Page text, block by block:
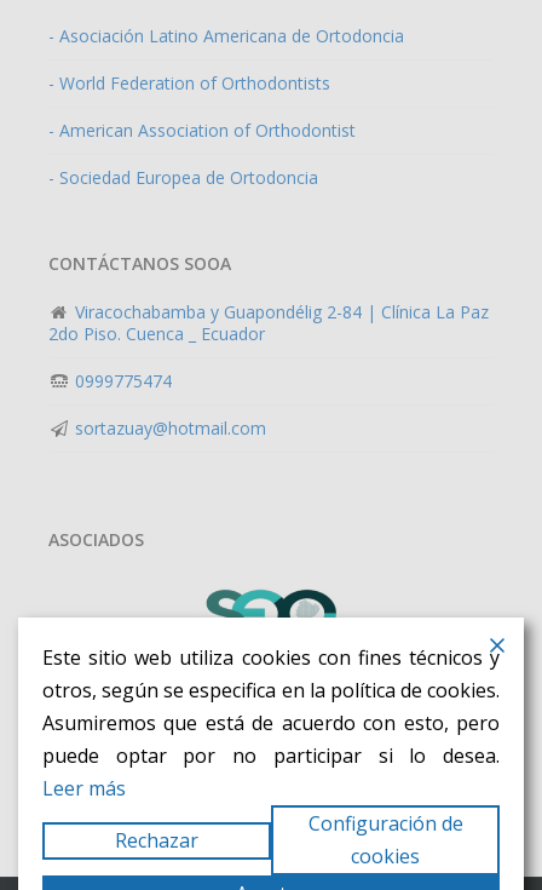
- Asociación Latino Americana de Ortodoncia
- World Federation of Orthodontists
- American Association of Orthodontist
- Sociedad Europea de Ortodoncia
CONTÁCTANOS SOOA
Viracochabamba y Guapondélig 2-84 | Clínica La Paz
2do Piso. Cuenca _ Ecuador
0999775474
sortazuay@hotmail.com
ASOCIADOS
Este sitio web utiliza cookies con fines técnicos y
otros, según se especifica en la política de cookies.
Asumiremos que está de acuerdo con esto, pero
puede optar por no participar si lo desea.
Leer más
Rechazar
Configuración de
cookies